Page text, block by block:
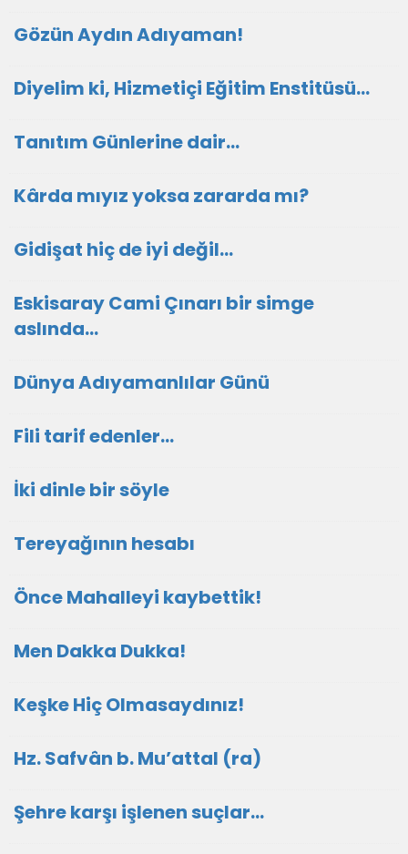
Gözün Aydın Adıyaman!
Diyelim ki, Hizmetiçi Eğitim Enstitüsü…
Tanıtım Günlerine dair…
Kârda mıyız yoksa zararda mı?
Gidişat hiç de iyi değil...
Eskisaray Cami Çınarı bir simge
aslında…
Dünya Adıyamanlılar Günü
Fili tarif edenler…
İki dinle bir söyle
Tereyağının hesabı
Önce Mahalleyi kaybettik!
Men Dakka Dukka!
Keşke Hiç Olmasaydınız!
Hz. Safvân b. Mu’attal (ra)
Şehre karşı işlenen suçlar…